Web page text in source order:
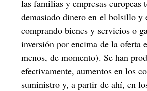
las familias y empresas europeas
demasiado dinero en el bolsillo y
comprando bienes y servicios o
inversión por encima de la oferta
menos, de momento). Se han
efectivamente, aumentos en los
suministro y, a partir de ahí, en